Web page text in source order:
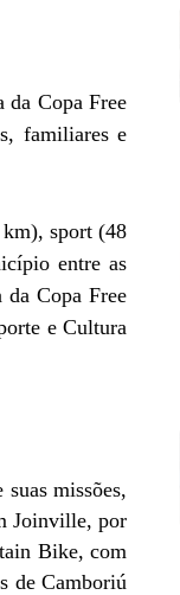
da Copa Free
familiares e
sport (48
entre as
Copa Free
e Cultura
missões,
Joinville, por
Bike, com
de Camboriú